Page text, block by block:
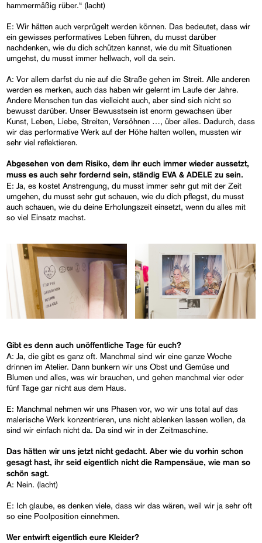
hammermäßig rüber.“ (lacht)
E: Wir hätten auch verprügelt werden können. Das bedeutet, dass wir
ein gewisses performatives Leben führen, du musst darüber
nachdenken, wie du dich schützen kannst, wie du mit Situationen
umgehst, du musst immer hellwach, voll da sein.
A: Vor allem darfst du nie auf die Straße gehen im Streit. Alle anderen
werden es merken, auch das haben wir gelernt im Laufe der Jahre.
Andere Menschen tun das vielleicht auch, aber sind sich nicht so
bewusst darüber. Unser Bewusstsein ist enorm gewachsen über
Kunst, Leben, Liebe, Streiten, Versöhnen …, über alles. Dadurch, dass
wir das performative Werk auf der Höhe halten wollen, mussten wir
sehr viel reflektieren.
Abgesehen von dem Risiko, dem ihr euch immer wieder aussetzt,
muss es auch sehr fordernd sein, ständig EVA & ADELE zu sein.
E: Ja, es kostet Anstrengung, du musst immer sehr gut mit der Zeit
umgehen, du musst sehr gut schauen, wie du dich pflegst, du musst
auch schauen, wie du deine Erholungszeit einsetzt, wenn du alles mit
so viel Einsatz machst.
Gibt es denn auch unöffentliche Tage für euch?
A: Ja, die gibt es ganz oft. Manchmal sind wir eine ganze Woche
drinnen im Atelier. Dann bunkern wir uns Obst und Gemüse und
Blumen und alles, was wir brauchen, und gehen manchmal vier oder
fünf Tage gar nicht aus dem Haus.
E: Manchmal nehmen wir uns Phasen vor, wo wir uns total auf das
malerische Werk konzentrieren, uns nicht ablenken lassen wollen, da
sind wir einfach nicht da. Da sind wir in der Zeitmaschine.
Das hätten wir uns jetzt nicht gedacht. Aber wie du vorhin schon
gesagt hast, ihr seid eigentlich nicht die Rampensäue, wie man so
schön sagt.
A: Nein. (lacht)
E: Ich glaube, es denken viele, dass wir das wären, weil wir ja sehr oft
so eine Poolposition einnehmen.
Wer entwirft eigentlich eure Kleider?